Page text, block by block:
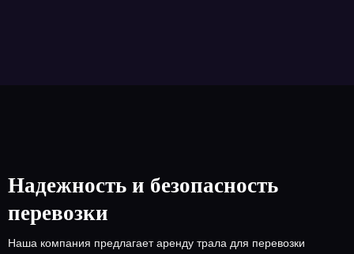
Надежность и безопасность
перевозки
Наша компания предлагает аренду трала для перевозки